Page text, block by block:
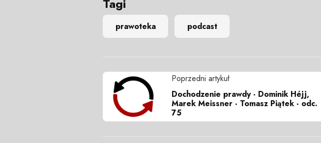
Tagi
prawoteka podcast
Poprzedni artykuł
Dochodzenie prawdy - Dominik Héjj,
Marek Meissner - Tomasz Piątek - odc.
75